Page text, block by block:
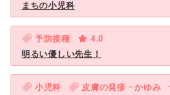
まちの小児科
予防接種
4.0
明るい優しい先生！
小児科 皮膚の発疹・かゆみ